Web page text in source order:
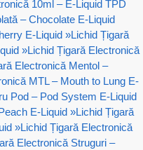
10ml – E-Liquid TPD
– Chocolate E-Liquid
E-Liquid »Lichid Țigară
»Lichid Țigară Electronică
Electronică Mentol –
MTL – Mouth to Lung E-
Pod – Pod System E-Liquid
E-Liquid »Lichid Țigară
»Lichid Țigară Electronică
Electronică Struguri –